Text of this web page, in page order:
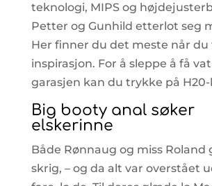
teknologi, MIPS og
Petter og Gunhild etterlot seg
Her finner du det meste når
inspirasjon. For å sleppe å få
garasjen kan du trykke på
Big booty anal søker
elskerinne
Både Rønnaug og miss Roland
skrig, – og da alt var overstået